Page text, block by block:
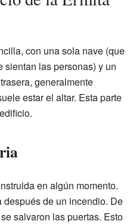
con una sola nave (que
sientan las personas) y un
generalmente
estar el altar. Esta parte
en algún momento.
de un incendio. De
salvaron las puertas. Esto